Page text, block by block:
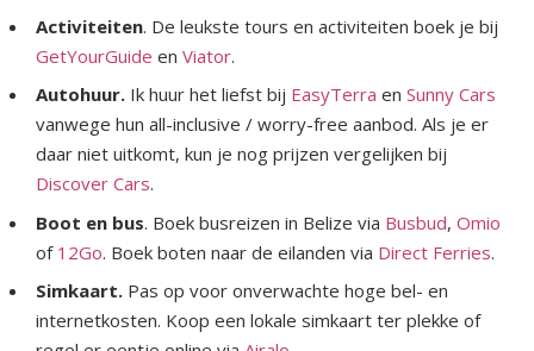
Activiteiten. De leukste tours en activiteiten boek je bij
GetYourGuide en Viator.
Autohuur. Ik huur het liefst bij EasyTerra en Sunny Cars
vanwege hun all-inclusive / worry-free aanbod. Als je er
daar niet uitkomt, kun je nog prijzen vergelijken bij
Discover Cars.
Boot en bus. Boek busreizen in Belize via Busbud, Omio
of 12Go. Boek boten naar de eilanden via Direct Ferries.
Simkaart. Pas op voor onverwachte hoge bel- en
internetkosten. Koop een lokale simkaart ter plekke of